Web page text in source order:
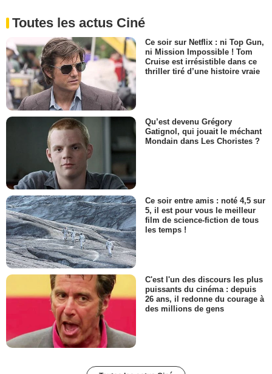
Toutes les actus Ciné
Ce soir sur Netflix : ni Top Gun,
ni Mission Impossible ! Tom
Cruise est irrésistible dans ce
thriller tiré d’une histoire vraie
Qu’est devenu Grégory
Gatignol, qui jouait le méchant
Mondain dans Les Choristes ?
Ce soir entre amis : noté 4,5 sur
5, il est pour vous le meilleur
film de science-fiction de tous
les temps !
C'est l'un des discours les plus
puissants du cinéma : depuis
26 ans, il redonne du courage à
des millions de gens